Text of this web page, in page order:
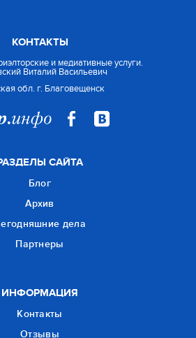
КОНТАКТЫ
и медиативные услуги.
Виталий Васильевич
обл. г. Благовещенск
САЙТА
Блог
Архив
дела
Партнеры
ИНФОРМАЦИЯ
Контакты
Отзывы